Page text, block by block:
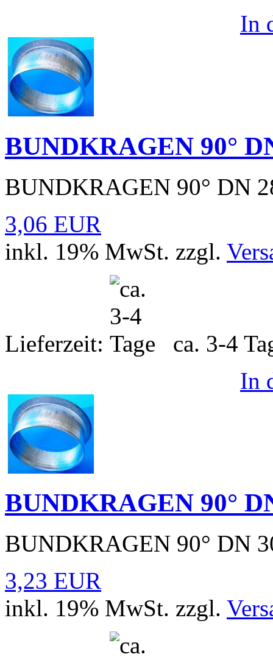
In
BUNDKRAGEN 90°
BUNDKRAGEN 90° DN
3,06 EUR
inkl. 19% MwSt. zzgl.
Lieferzeit:
ca. 3-4
In
BUNDKRAGEN 90°
BUNDKRAGEN 90° DN
3,23 EUR
inkl. 19% MwSt. zzgl.